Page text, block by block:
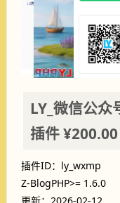
LY_微信公
插件¥200.00
插件ID：ly_wxmp
Z-BlogPHP>= 1.6.0